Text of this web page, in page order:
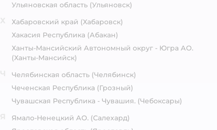
Ульяновская область (Ульяновск)
Хабаровский край (Хабаровск)
Хакасия Республика (Абакан)
Ханты-Мансийский Автономный округ - Югра АО.
(Ханты-Мансийск)
Челябинская область (Челябинск)
Чеченская Республика (Грозный)
Чувашская Республика - Чувашия. (Чебоксары)
Ямало-Ненецкий АО. (Салехард)